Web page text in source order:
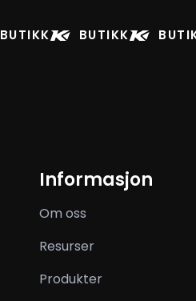
BUTIKK BUTIKK
Informasjon
Om oss
Resurser
Produkter